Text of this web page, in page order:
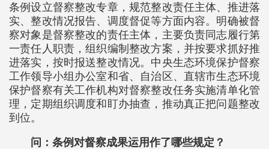
条例设立督察整改专章，规范整改责任主体、推进落
实、整改情况报告、调度督促等方面内容。明确被督
察对象是督察整改的责任主体，主要负责同志履行第
一责任人职责，组织编制整改方案，并按要求抓好推
进落实，按时报送整改情况。中央生态环境保护督察
工作领导小组办公室和省、自治区、直辖市生态环境
保护督察有关工作机构对督察整改任务实施清单化管
理，定期组织调度和盯办抽查，推动真正把问题整改
到位。
问：条例对督察成果运用作了哪些规定？